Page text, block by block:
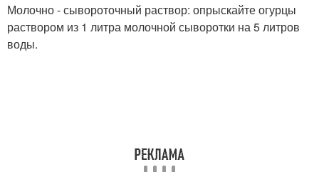
Молочно - сывороточный раствор: опрыскайте огурцы
раствором из 1 литра молочной сыворотки на 5 литров
воды.